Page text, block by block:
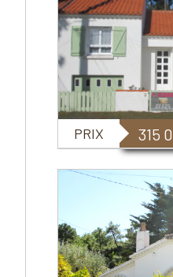
PRIX 315